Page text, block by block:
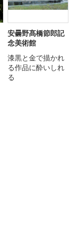
安曇野髙橋節郎記
念美術館
漆黒と金で描かれ
る作品に酔いしれ
る